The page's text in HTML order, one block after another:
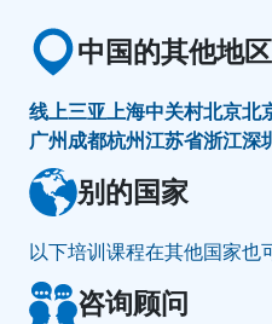
中国的其他地区
线上三亚上海中关村北京北
广州成都杭州江苏省浙江深
别的国家
以下培训课程在其他国家也
咨询顾问